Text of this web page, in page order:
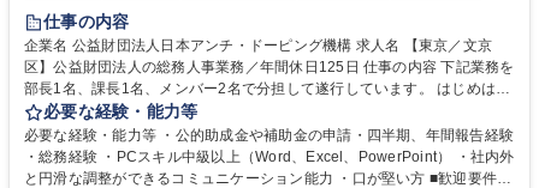
賞与あり
育休あり
食事補助あり
仕事の内容
企業名 公益財団法人日本アンチ・ドーピング機構 求人名 【東京／文京
区】公益財団法人の総務人事業務／年間休日125日 仕事の内容 下記業務を
部長1名、課長1名、メンバー2名で分担して遂行しています。 はじめは担
当者として業務を覚えていただき、ゆくゆくはリーダーやマネージャーポ
ジションとして活躍いただくことを期待しています。 【総務・人事グルー
プの業務内容】 ・人事制度関連 ・採用活動 ・教育研修の企画、実行 ・勤
怠管理 ・官公庁への各種提出 ・法定の会議運営（評議員会、理事会） ・
必要な経験・能力等
必要な経験・能力等 ・公的助成金や補助金の申請・四半期、年間報告経験
・総務経験 ・PCスキル中級以上（Word、Excel、PowerPoint） ・社内外
と円滑な調整ができるコミュニケーション能力 ・口が堅い方 ■歓迎要件